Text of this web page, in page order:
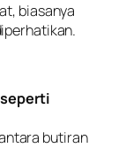
biasanya
butiran